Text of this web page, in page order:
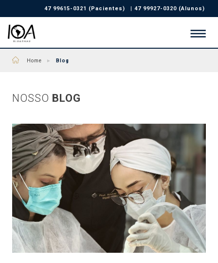
47 99615-0321 (Pacientes) | 47 99927-0320 (Alunos)
Home ► Blog
NOSSO BLOG